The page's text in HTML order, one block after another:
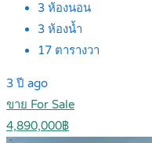
3 ห้องนอน
3 ห้องน้ำ
17 ตารางวา
3 ปี ago
ขาย For Sale
4,890,000฿